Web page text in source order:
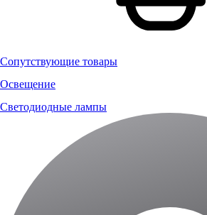
Сопутствующие товары
Освещение
Светодиодные лампы